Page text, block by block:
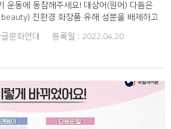
운동에 동참해주세요! 대상어(원어) 다듬은
친환경 화장품 유해 성분을 배제하고
본적인 기술.
문화연대 등록일 : 2022.04.20